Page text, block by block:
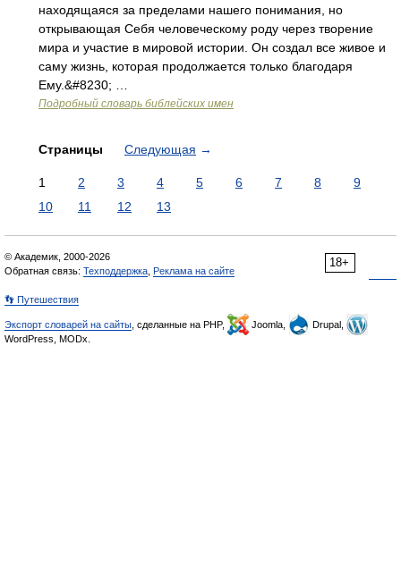
находящаяся за пределами нашего понимания, но
открывающая Себя человеческому роду через творение
мира и участие в мировой истории. Он создал все живое и
саму жизнь, которая продолжается только благодаря
Ему.&#8230; …
Подробный словарь библейских имен
Страницы Следующая →
1 2 3 4 5 6 7 8
9
10
11 12 13
18+
© Академик, 2000-2026
Обратная связь: Техподдержка Реклама на сайте
👣 Путешествия
Экспорт словарей на сайты , сделанные на PHP, Joomla,
Drupal,
WordPress, MODx.